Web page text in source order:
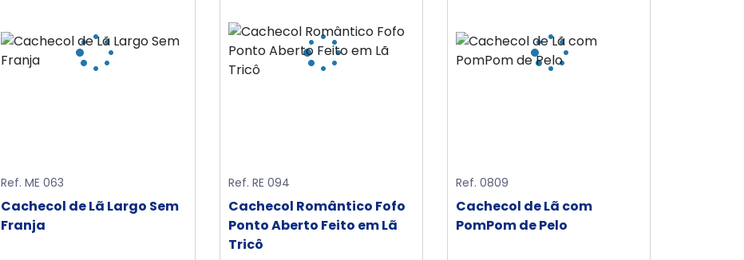
Ref. ME 063
Cachecol de Lã Largo Sem
Franja
Ref. RE 094
Cachecol Romântico Fofo
Ponto Aberto Feito em Lã
Tricô
Ref. 0809
Cachecol de Lã com
PomPom de Pelo